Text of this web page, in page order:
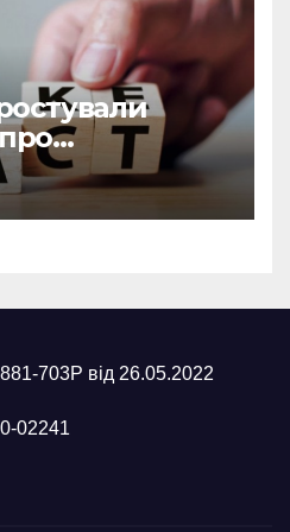
та
703Р від 26.05.2022
02241